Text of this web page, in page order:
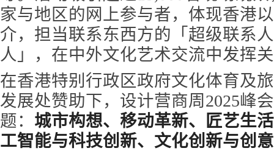
家与地区的网上参与者，体现香港
介，担当联系东西方的「超级联系
人」，在中外文化艺术交流中发挥
在香港特别行政区政府文化体育及
发展处赞助下，设计营商周2025峰
题： 城市构想、移动革新、匠艺生
工智能与科技创新、文化创新与创意